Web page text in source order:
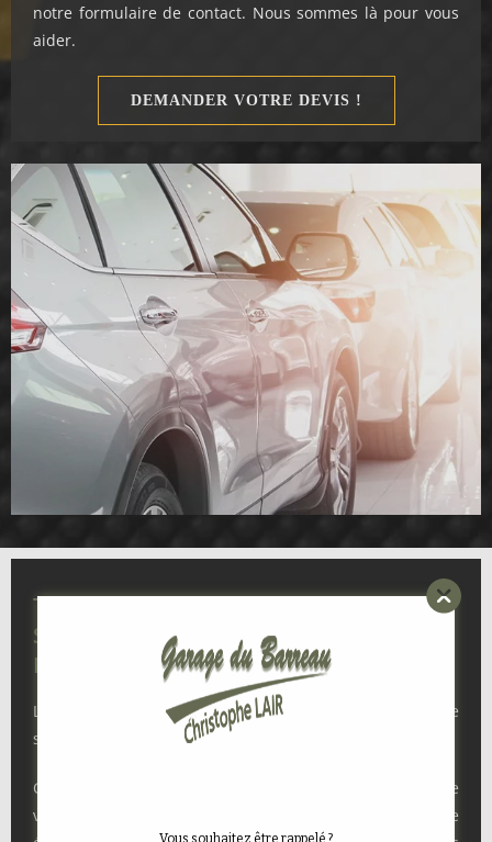
notre formulaire de contact. Nous sommes là pour vous
aider.
DEMANDER VOTRE DEVIS !
Trouvez la Voiture d’occasion Saint-
Sauveur-des-Landes Parfaite avec
Nous !
Lorsqu’on achète une voiture d’occasion, il est crucial de
suivre certaines procédures administratives.
Chez GARAGE DU BARREAU, un expert en vente de
voitures d’occasion, nous vous accompagnons à chaque
Vous souhaitez être rappelé ?